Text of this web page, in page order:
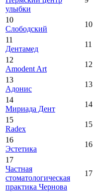
улыбки
10
Слободский
10
11
Дентамед
11
12
Amodent Art
12
13
Адонис
13
14
Мириада Дент
14
15
Radex
15
16
Эстетика
16
17
Частная
стоматологическая
практика Чернова
17